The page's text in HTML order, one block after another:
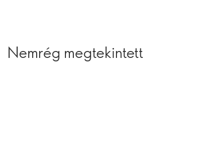
Nemrég megtekintett